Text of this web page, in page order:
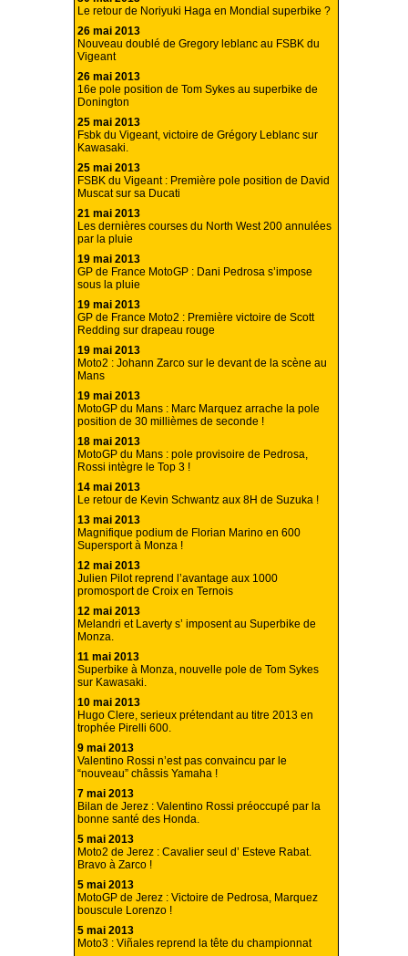
Le retour de Noriyuki Haga en Mondial superbike ?
26 mai 2013
Nouveau doublé de Gregory leblanc au FSBK du
Vigeant
26 mai 2013
16e pole position de Tom Sykes au superbike de
Donington
25 mai 2013
Fsbk du Vigeant, victoire de Grégory Leblanc sur
Kawasaki.
25 mai 2013
FSBK du Vigeant : Première pole position de David
Muscat sur sa Ducati
21 mai 2013
Les dernières courses du North West 200 annulées
par la pluie
19 mai 2013
GP de France MotoGP : Dani Pedrosa s’impose
sous la pluie
19 mai 2013
GP de France Moto2 : Première victoire de Scott
Redding sur drapeau rouge
19 mai 2013
Moto2 : Johann Zarco sur le devant de la scène au
Mans
19 mai 2013
MotoGP du Mans : Marc Marquez arrache la pole
position de 30 millièmes de seconde !
18 mai 2013
MotoGP du Mans : pole provisoire de Pedrosa,
Rossi intègre le Top 3 !
14 mai 2013
Le retour de Kevin Schwantz aux 8H de Suzuka !
13 mai 2013
Magnifique podium de Florian Marino en 600
Supersport à Monza !
12 mai 2013
Julien Pilot reprend l’avantage aux 1000
promosport de Croix en Ternois
12 mai 2013
Melandri et Laverty s’ imposent au Superbike de
Monza.
11 mai 2013
Superbike à Monza, nouvelle pole de Tom Sykes
sur Kawasaki.
10 mai 2013
Hugo Clere, serieux prétendant au titre 2013 en
trophée Pirelli 600.
9 mai 2013
Valentino Rossi n’est pas convaincu par le
“nouveau” châssis Yamaha !
7 mai 2013
Bilan de Jerez : Valentino Rossi préoccupé par la
bonne santé des Honda.
5 mai 2013
Moto2 de Jerez : Cavalier seul d’ Esteve Rabat.
Bravo à Zarco !
5 mai 2013
MotoGP de Jerez : Victoire de Pedrosa, Marquez
bouscule Lorenzo !
5 mai 2013
Moto3 : Viñales reprend la tête du championnat